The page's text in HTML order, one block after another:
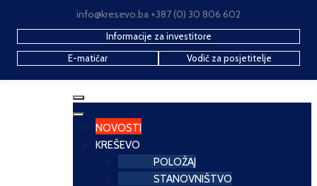
info@kresevo.ba +387 (0) 30 806 602
Informacije za investitore
E-matičar
Vodič za posjetitelje
NOVOSTI
KREŠEVO
POLOŽAJ
STANOVNIŠTVO